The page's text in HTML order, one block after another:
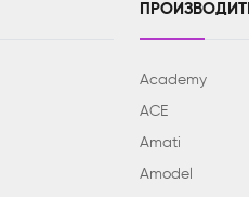
Academy
ACE
Amati
Amodel